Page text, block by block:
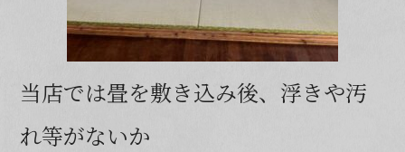
当店では畳を敷き込み後、浮きや汚
れ等がないか